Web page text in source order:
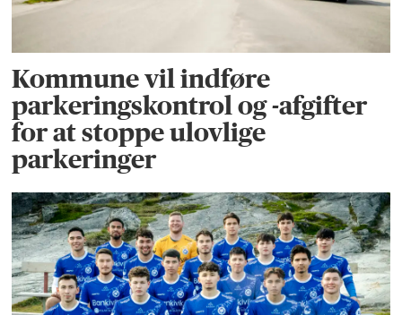
Kommune vil indføre
parkeringskontrol og -afgifter
for at stoppe ulovlige
parkeringer